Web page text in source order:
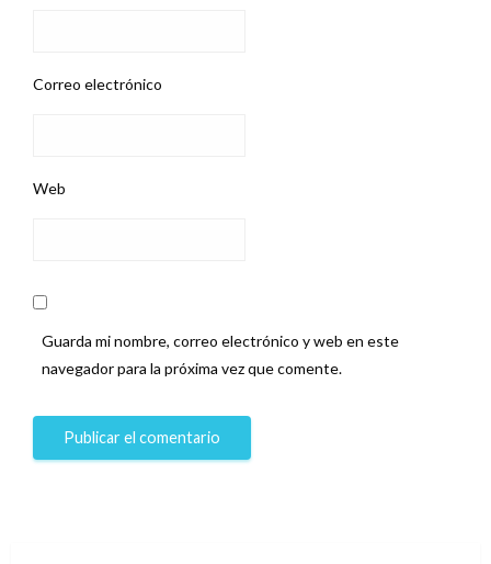
Correo electrónico
Web
Guarda mi nombre, correo electrónico y web en este
navegador para la próxima vez que comente.